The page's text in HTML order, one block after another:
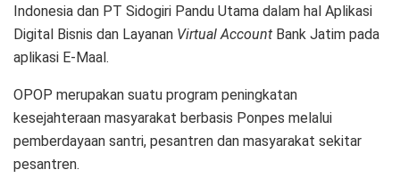
Indonesia dan PT Sidogiri Pandu Utama dalam hal Aplikasi
Digital Bisnis dan Layanan Virtual Account Bank Jatim pada
aplikasi E-Maal.
OPOP merupakan suatu program peningkatan
kesejahteraan masyarakat berbasis Ponpes melalui
pemberdayaan santri, pesantren dan masyarakat sekitar
pesantren.